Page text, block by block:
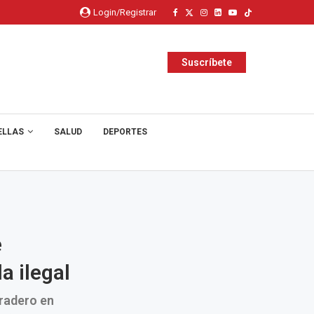
Login/Registrar
Suscríbete
SALUD DEPORTES
ilegal
en